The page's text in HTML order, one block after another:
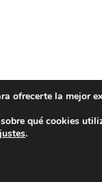
ofrecerte la mejor
qué cookies
.